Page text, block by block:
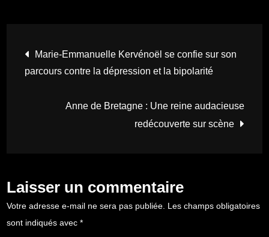
Navigation
de
l’article
Marie-Emmanuelle Kervénoël se confie sur son
parcours contre la dépression et la bipolarité
Anne de Bretagne : Une reine audacieuse
redécouverte sur scène
Laisser un commentaire
Votre adresse e-mail ne sera pas publiée. Les champs obligatoires
sont indiqués avec*